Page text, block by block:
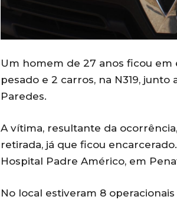
Um homem de 27 anos ficou em
pesado e 2 carros, na N319,
Paredes.
A vítima, resultante da
retirada, já que ficou
Hospital Padre Américo, em
No local estiveram 8